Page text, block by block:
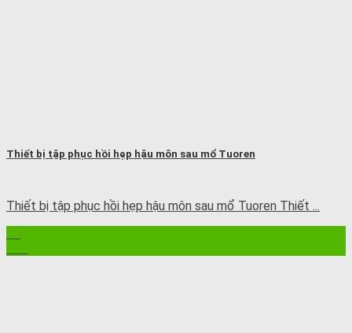
Thiết bị tập phục hồi hẹp hậu môn sau mổ Tuoren
Thiết bị tập phục hồi hẹp hậu môn sau mổ Tuoren Thiết ...